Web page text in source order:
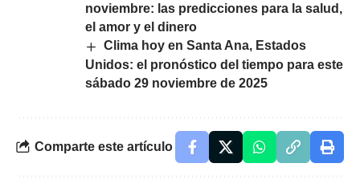
noviembre: las predicciones para la salud,
el amor y el dinero
Clima hoy en Santa Ana, Estados
Unidos: el pronóstico del tiempo para este
sábado 29 noviembre de 2025
Comparte este artículo